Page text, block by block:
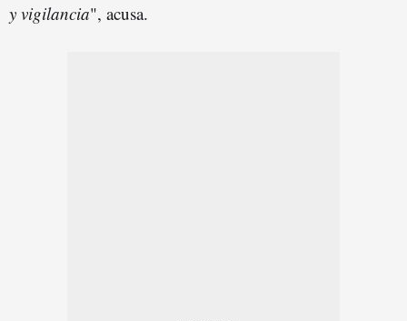
y vigilancia", acusa.